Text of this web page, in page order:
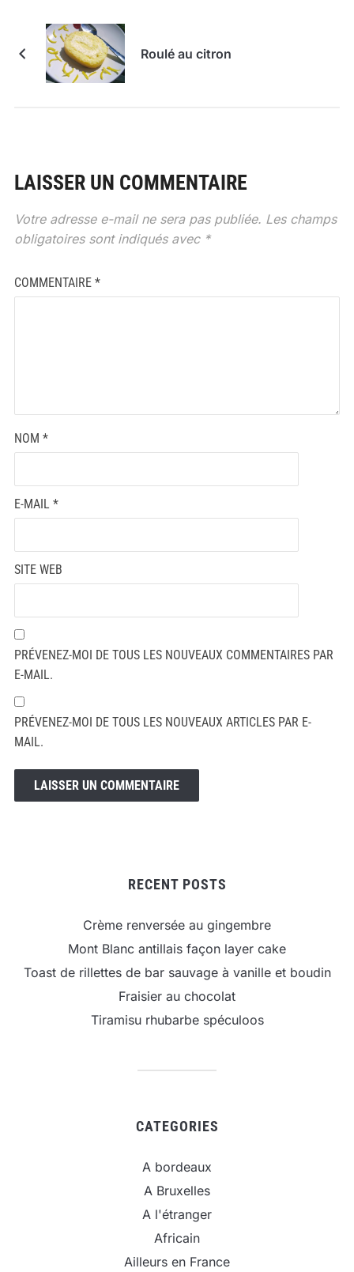
Roulé au citron
LAISSER UN COMMENTAIRE
Votre adresse e-mail ne sera pas publiée. Les champs
obligatoires sont indiqués avec *
COMMENTAIRE *
NOM *
E-MAIL *
SITE WEB
PRÉVENEZ-MOI DE TOUS LES NOUVEAUX COMMENTAIRES PAR
E-MAIL.
PRÉVENEZ-MOI DE TOUS LES NOUVEAUX ARTICLES PAR E-
MAIL.
RECENT POSTS
Crème renversée au gingembre
Mont Blanc antillais façon layer cake
Toast de rillettes de bar sauvage à vanille et boudin
Fraisier au chocolat
Tiramisu rhubarbe spéculoos
CATEGORIES
A bordeaux
A Bruxelles
A l'étranger
Africain
Ailleurs en France